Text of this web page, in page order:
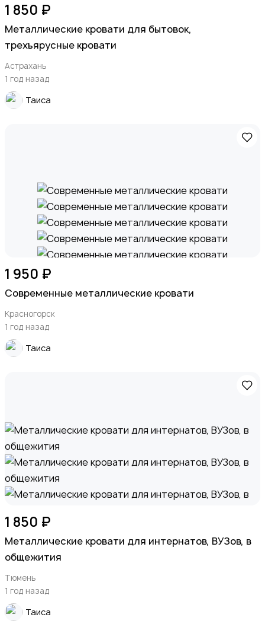
1 850 ₽
Металлические кровати для бытовок,
трехъярусные кровати
Астрахань
1 год назад
Таиса
1 950 ₽
Современные металлические кровати
Красногорск
1 год назад
Таиса
1 850 ₽
Металлические кровати для интернатов, ВУЗов, в
общежития
Тюмень
1 год назад
Таиса